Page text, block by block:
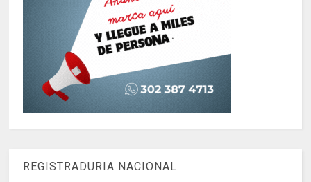
REGISTRADURIA NACIONAL